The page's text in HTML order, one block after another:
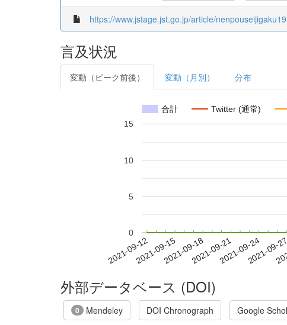
https://www.jstage.jst.go.jp/article/
言及状況
変動（ピーク前後） 変動（月別） 分布
合計 Twitter (通常)
2021-09-122021-09-152021-09-182021-09-212021-09-242021-09-
0
5
10
15
外部データベース (DOI)
0 Mendeley DOI Chronograph Google